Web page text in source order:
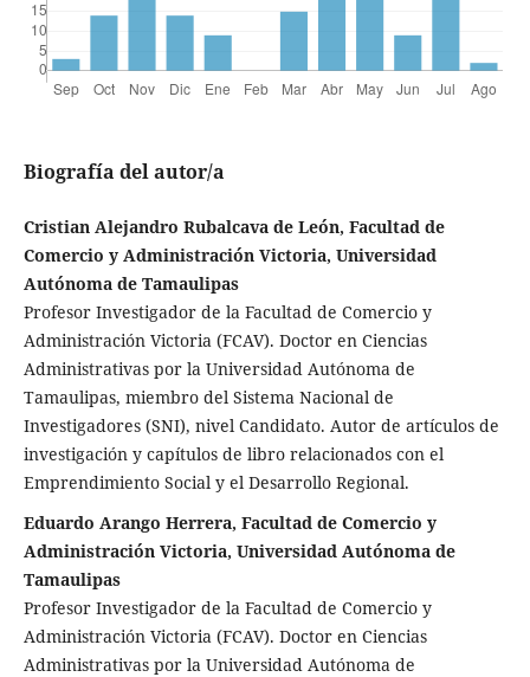
Biografía del autor/a
Cristian Alejandro Rubalcava de León, Facultad de
Comercio y Administración Victoria, Universidad
Autónoma de Tamaulipas
Profesor Investigador de la Facultad de Comercio y
Administración Victoria (FCAV). Doctor en Ciencias
Administrativas por la Universidad Autónoma de
Tamaulipas, miembro del Sistema Nacional de
Investigadores (SNI), nivel Candidato. Autor de artículos de
investigación y capítulos de libro relacionados con el
Emprendimiento Social y el Desarrollo Regional.
Eduardo Arango Herrera, Facultad de Comercio y
Administración Victoria, Universidad Autónoma de
Tamaulipas
Profesor Investigador de la Facultad de Comercio y
Administración Victoria (FCAV). Doctor en Ciencias
Administrativas por la Universidad Autónoma de